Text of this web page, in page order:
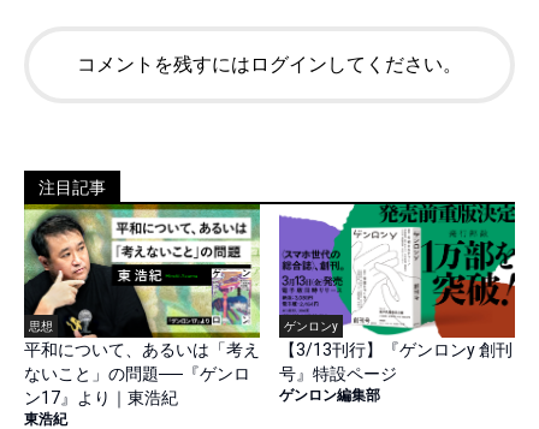
コメントを残すにはログインしてください。
注目記事
思想
平和について、あるいは「考え
ないこと」の問題──『ゲンロ
ン17』より｜東浩紀
東浩紀
ゲンロンy
【3/13刊行】『ゲンロンy 創刊
号』特設ページ
ゲンロン編集部